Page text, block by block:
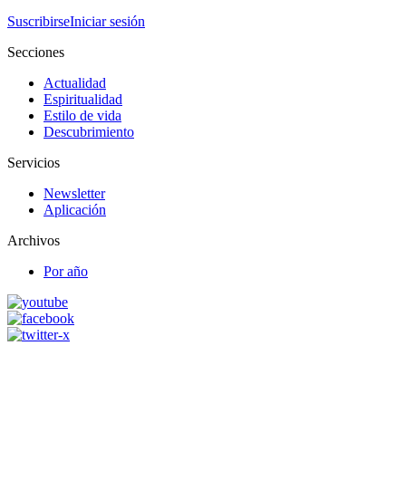
SuscribirseIniciar sesión
Secciones
Actualidad
Espiritualidad
Estilo de vida
Descubrimiento
Servicios
Newsletter
Aplicación
Archivos
Por año